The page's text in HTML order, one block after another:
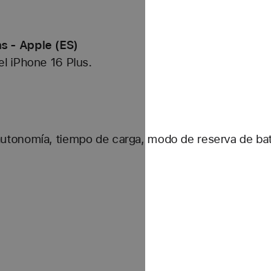
- Apple (ES)
iPhone 16 Plus.
tiempo de carga, modo de reserva de